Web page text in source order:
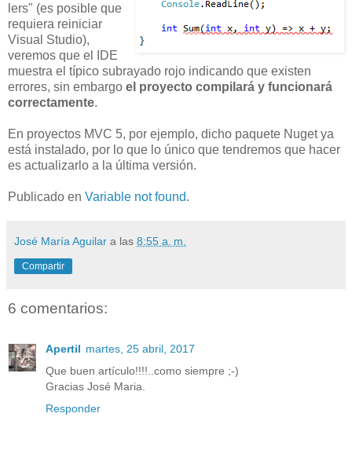
lers" (es posible que
requiera reiniciar
Visual Studio),
veremos que el IDE
muestra el típico subrayado rojo indicando que existen
errores, sin embargo el proyecto compilará y funcionará
correctamente.
En proyectos MVC 5, por ejemplo, dicho paquete Nuget ya
está instalado, por lo que lo único que tendremos que hacer
es actualizarlo a la última versión.
Publicado en Variable not found.
José María Aguilar a las 8:55 a. m.
Compartir
6 comentarios:
Apertil martes, 25 abril, 2017
Que buen artículo!!!!..como siempre ;-)
Gracias José Maria.
Responder